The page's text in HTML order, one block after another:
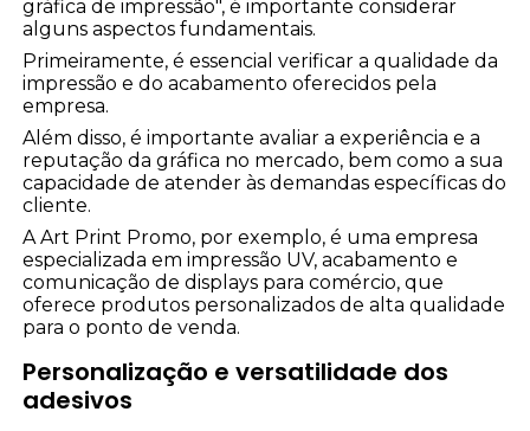
gráfica de impressão", é importante considerar
alguns aspectos fundamentais.
Primeiramente, é essencial verificar a qualidade da
impressão e do acabamento oferecidos pela
empresa.
Além disso, é importante avaliar a experiência e a
reputação da gráfica no mercado, bem como a sua
capacidade de atender às demandas específicas do
cliente.
A Art Print Promo, por exemplo, é uma empresa
especializada em impressão UV, acabamento e
comunicação de displays para comércio, que
oferece produtos personalizados de alta qualidade
para o ponto de venda.
Personalização e versatilidade dos
adesivos